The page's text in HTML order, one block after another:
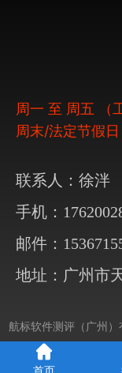
周一 至 周五 （
周末/法定节假
联系人：徐泮
手机：
邮件：
地址：广州市
航标软件测评（广州）
首页